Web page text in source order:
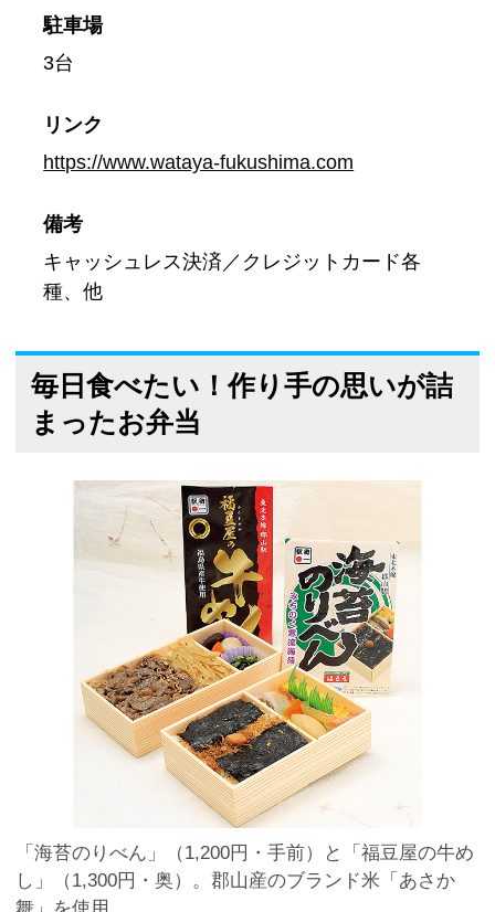
駐車場
3台
リンク
https://www.wataya-fukushima.com
備考
キャッシュレス決済／クレジットカード各
種、他
毎日食べたい！作り手の思いが詰
まったお弁当
「海苔のりべん」（1,200円・手前）と「福豆屋の牛め
し」（1,300円・奥）。郡山産のブランド米「あさか